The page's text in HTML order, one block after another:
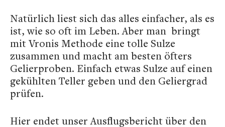
Natürlich liest sich das alles einfacher, als es
ist, wie so oft im Leben. Aber man bringt
mit Vronis Methode eine tolle Sulze
zusammen und macht am besten öfters
Gelierproben. Einfach etwas Sulze auf einen
gekühlten Teller geben und den Geliergrad
prüfen.
Hier endet unser Ausflugsbericht über den